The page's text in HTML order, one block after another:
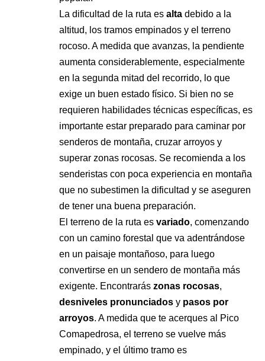
La dificultad de la ruta es alta debido a la
altitud, los tramos empinados y el terreno
rocoso. A medida que avanzas, la pendiente
aumenta considerablemente, especialmente
en la segunda mitad del recorrido, lo que
exige un buen estado físico. Si bien no se
requieren habilidades técnicas específicas, es
importante estar preparado para caminar por
senderos de montaña, cruzar arroyos y
superar zonas rocosas. Se recomienda a los
senderistas con poca experiencia en montaña
que no subestimen la dificultad y se aseguren
de tener una buena preparación.
El terreno de la ruta es variado, comenzando
con un camino forestal que va adentrándose
en un paisaje montañoso, para luego
convertirse en un sendero de montaña más
exigente. Encontrarás zonas rocosas,
desniveles pronunciados y pasos por
arroyos. A medida que te acerques al Pico
Comapedrosa, el terreno se vuelve más
empinado, y el último tramo es